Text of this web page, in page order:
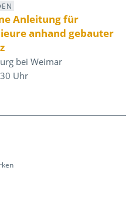
Anleitung für
anhand gebauter
bei Weimar
Uhr